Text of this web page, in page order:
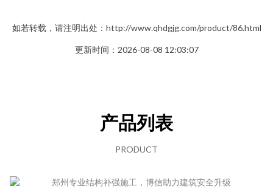
如若转载，请注明出处：http://www.qhdgjg.com/product/86.html
更新时间：2026-08-08 12:03:07
产品列表
PRODUCT